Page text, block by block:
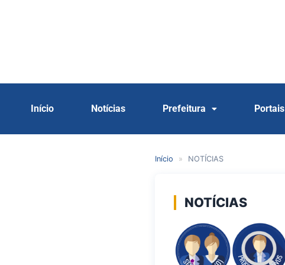
Início Notícias Prefeitura Portais
Início » NOTÍCIAS
NOTÍCIAS